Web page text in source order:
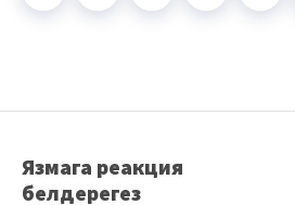
Язмага реакция
белдерегез